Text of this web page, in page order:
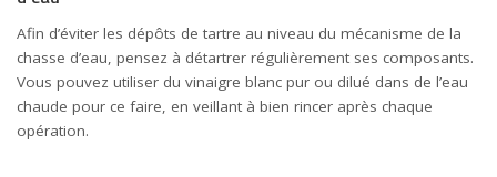
Afin d’éviter les dépôts de tartre au niveau du mécanisme de la
chasse d’eau, pensez à détartrer régulièrement ses composants.
Vous pouvez utiliser du vinaigre blanc pur ou dilué dans de l’eau
chaude pour ce faire, en veillant à bien rincer après chaque
opération.